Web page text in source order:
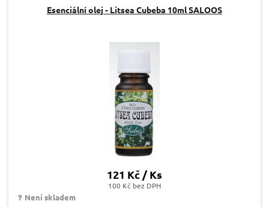
Esenciální olej - Litsea Cubeba 10ml SALOOS
121 Kč / Ks
100 Kč bez DPH
Není skladem